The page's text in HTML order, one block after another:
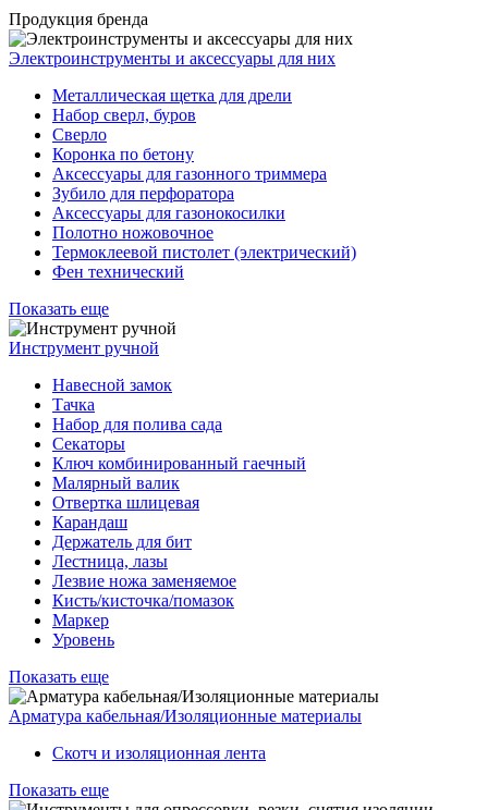
Продукция бренда
Электроинструменты и аксессуары для них
Металлическая щетка для дрели
Набор сверл, буров
Сверло
Коронка по бетону
Аксессуары для газонного триммера
Зубило для перфоратора
Аксессуары для газонокосилки
Полотно ножовочное
Термоклеевой пистолет (электрический)
Фен технический
Показать еще
Инструмент ручной
Навесной замок
Тачка
Набор для полива сада
Секаторы
Ключ комбинированный гаечный
Малярный валик
Отвертка шлицевая
Карандаш
Держатель для бит
Лестница, лазы
Лезвие ножа заменяемое
Кисть/кисточка/помазок
Маркер
Уровень
Показать еще
Арматура кабельная/Изоляционные материалы
Скотч и изоляционная лента
Показать еще